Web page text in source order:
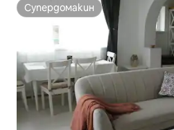
Супердомакин
Супердомакин